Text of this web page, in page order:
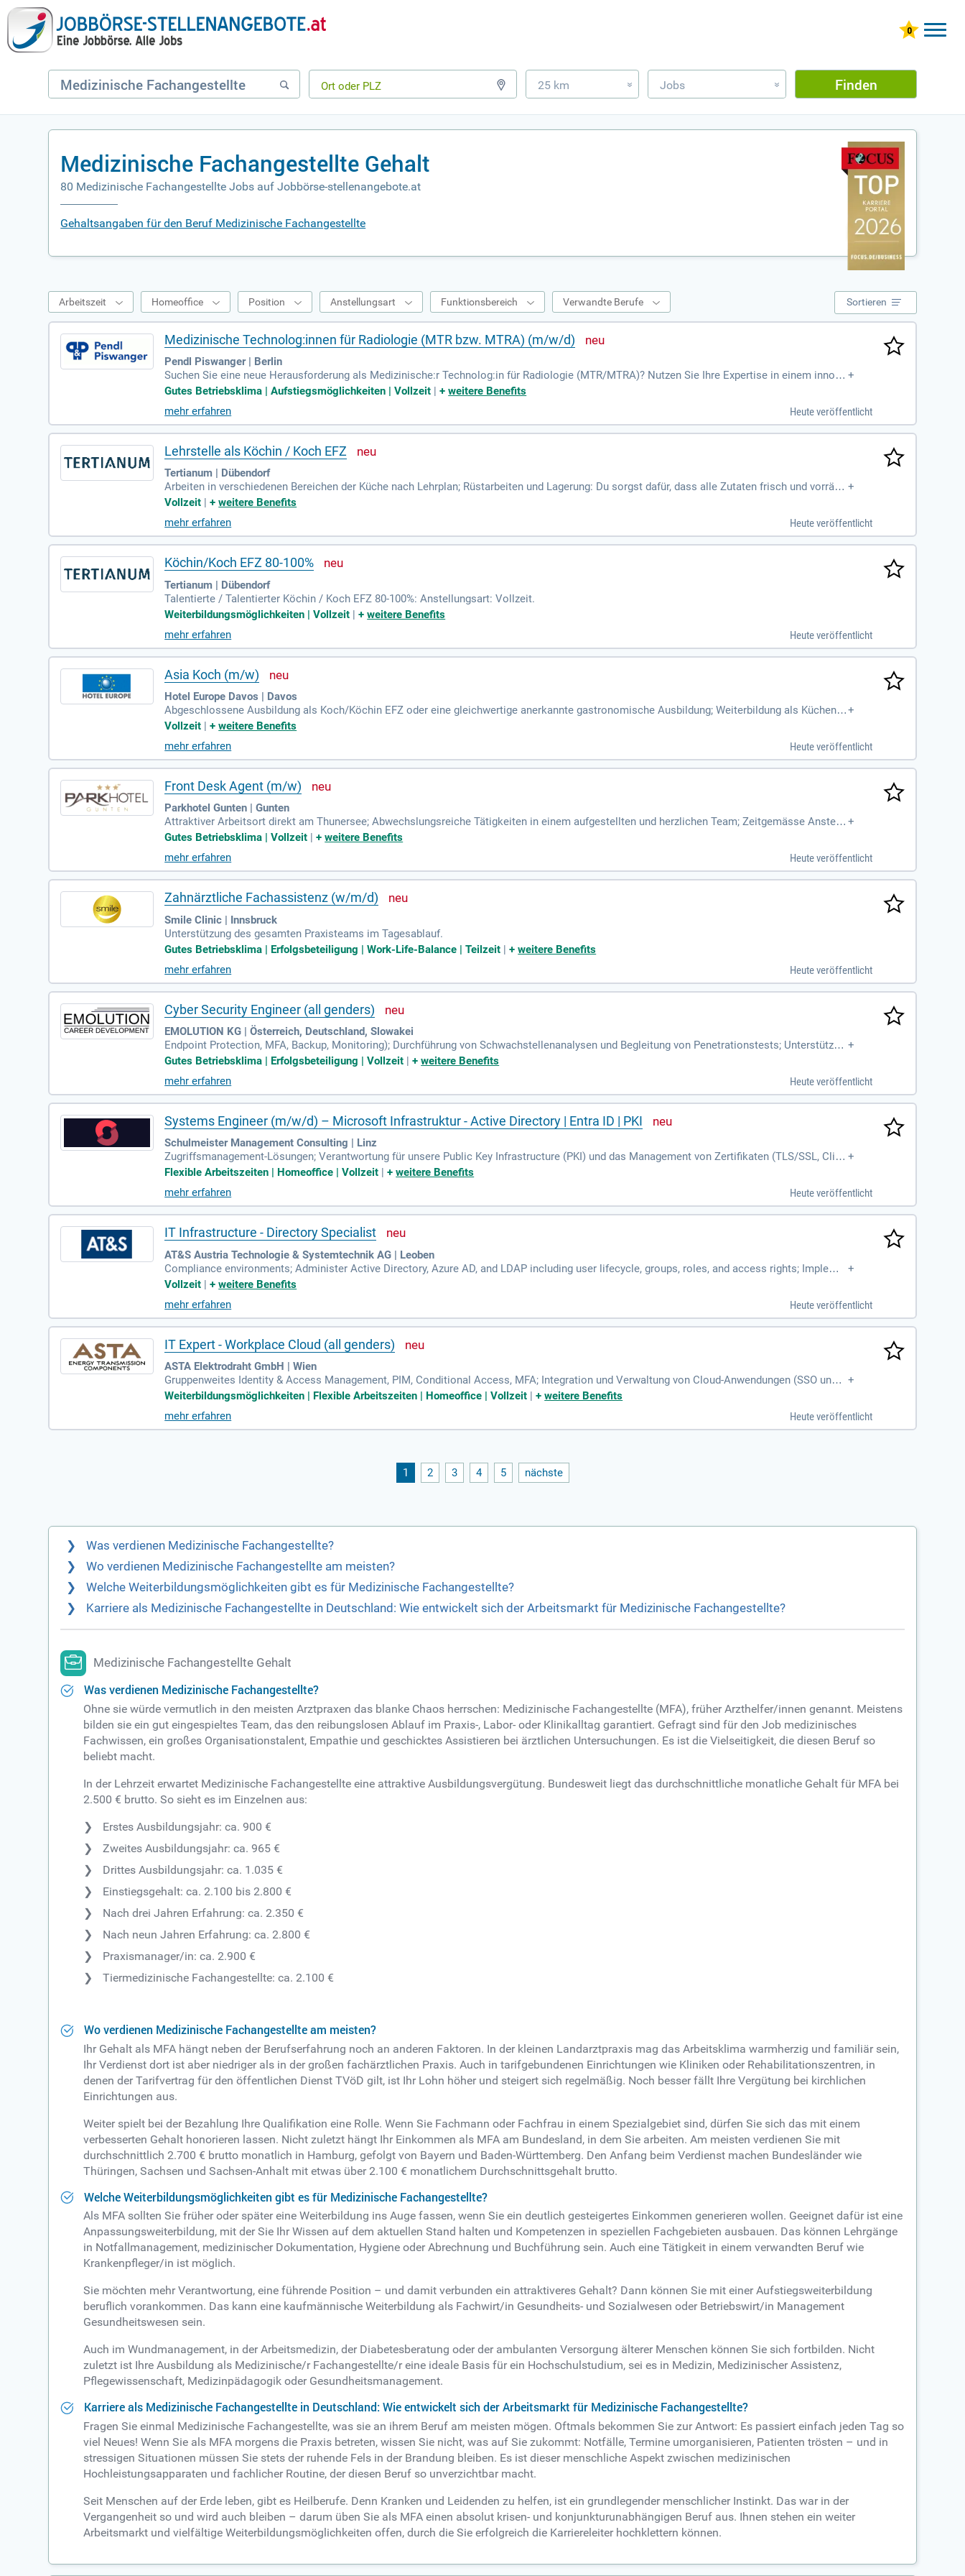
25 km » Jobs » Finden
Medizinische Fachangestellte Gehalt
80 Medizinische Fachangestellte Jobs auf Jobbörse-stellenangebote.at
Gehaltsangaben für den Beruf Medizinische Fachangestellte
Arbeitszeit Homeoffice Position Anstellungsart Funktionsbereich Verwandte Berufe Sortieren
Medizinische Technolog:innen für Radiologie (MTR bzw. MTRA) (m/w/d)
Pendl Piswanger | Berlin
Suchen Sie eine neue Herausforderung als Medizinische:r Technolog:in für Radiologie (MTR/MTRA)? Nutzen Sie Ihre Expertise in einem innova
tiven Umfeld und gestalten Sie Ihre berufliche Zukunft aktiv mit!
+
Gutes Betriebsklima | Aufstiegsmöglichkeiten | Vollzeit |+weitere Benefits
mehr erfahren
Heute veröffentlicht
Lehrstelle als Köchin / Koch EFZ
Tertianum | Dübendorf
Arbeiten in verschiedenen Bereichen der Küche nach Lehrplan; Rüstarbeiten und Lagerung: Du sorgst dafür, dass alle Zutaten frisch und vorrätig
sind; Sorgfalt und Sauberkeit: Hygiene ist besonders wichtig, bei uns lernst du die HACCP-Verordnung kennen
+
Vollzeit |+weitere Benefits
mehr erfahren
Heute veröffentlicht
Köchin/Koch EFZ 80-100%
Tertianum | Dübendorf
Talentierte / Talentierter Köchin / Koch EFZ 80-100%: Anstellungsart: Vollzeit.
Weiterbildungsmöglichkeiten | Vollzeit |+weitere Benefits
mehr erfahren
Heute veröffentlicht
Asia Koch (m/w)
Hotel Europe Davos | Davos
Abgeschlossene Ausbildung als Koch/Köchin EFZ oder eine gleichwertige anerkannte gastronomische Ausbildung; Weiterbildung als Küchenc
hef:in, Chefkoch/Chefköchin oder im Bereich Küchenmanagement von Vorteil; Mehrjährige Berufserfahrung in der gehobenen
+
Vollzeit |+weitere Benefits
mehr erfahren
Heute veröffentlicht
Front Desk Agent (m/w)
Parkhotel Gunten | Gunten
Attraktiver Arbeitsort direkt am Thunersee; Abwechslungsreiche Tätigkeiten in einem aufgestellten und herzlichen Team; Zeitgemässe Anstellu
ngsbedingungen bei einem führenden 3-Sterne-Superior-Betrieb; Dienste ohne Zimmerstunde und zuverlässige Arbeitsplanung
+
Gutes Betriebsklima | Vollzeit |+weitere Benefits
mehr erfahren
Heute veröffentlicht
Zahnärztliche Fachassistenz (w/m/d)
Smile Clinic | Innsbruck
Unterstützung des gesamten Praxisteams im Tagesablauf.
Gutes Betriebsklima | Erfolgsbeteiligung | Work-Life-Balance | Teilzeit |+weitere Benefits
mehr erfahren
Heute veröffentlicht
Cyber Security Engineer (all genders)
EMOLUTION KG | Österreich, Deutschland, Slowakei
Endpoint Protection, MFA, Backup, Monitoring); Durchführung von Schwachstellenanalysen und Begleitung von Penetrationstests; Unterstützun
g bei der Einhaltung regulatorischer Anforderungen (z. B.
+
Gutes Betriebsklima | Erfolgsbeteiligung | Vollzeit |+weitere Benefits
mehr erfahren
Heute veröffentlicht
Systems Engineer (m/w/d) – Microsoft Infrastruktur - Active Directory | Entra ID | PKI
Schulmeister Management Consulting | Linz
Zugriffsmanagement-Lösungen; Verantwortung für unsere Public Key Infrastructure (PKI) und das Management von Zertifikaten (TLS/SSL, Clien
t- und Serverzertifikate); Planung, Implementierung und Erneuerung von Zertifikatslösungen sowie Automatisierung entsprechender
+
Flexible Arbeitszeiten | Homeoffice | Vollzeit |+weitere Benefits
mehr erfahren
Heute veröffentlicht
IT Infrastructure - Directory Specialist
AT&S Austria Technologie & Systemtechnik AG | Leoben
Compliance environments; Administer Active Directory, Azure AD, and LDAP including user lifecycle, groups, roles, and access rights; Impleme
nt and enforce least-privilege and role-based access control (RBAC); Manage authentication mechanisms such as MFA
+
Vollzeit |+weitere Benefits
mehr erfahren
Heute veröffentlicht
IT Expert - Workplace Cloud (all genders)
ASTA Elektrodraht GmbH | Wien
Gruppenweites Identity & Access Management, PIM, Conditional Access, MFA; Integration und Verwaltung von Cloud-Anwendungen (SSO und U
serprovisioning); Technische Verwaltung und Weiterentwicklung von M365 (Share Point, Teams, ); Change Management im M365
+
Weiterbildungsmöglichkeiten | Flexible Arbeitszeiten | Homeoffice | Vollzeit |+weitere Benefits
mehr erfahren
Heute veröffentlicht
1 2 3 4 5 nächste
Was verdienen Medizinische Fachangestellte?
Wo verdienen Medizinische Fachangestellte am meisten?
Welche Weiterbildungsmöglichkeiten gibt es für Medizinische Fachangestellte?
Karriere als Medizinische Fachangestellte in Deutschland: Wie entwickelt sich der Arbeitsmarkt für Medizinische Fachangestellte?
Medizinische Fachangestellte Gehalt
Was verdienen Medizinische Fachangestellte?
Ohne sie würde vermutlich in den meisten Arztpraxen das blanke Chaos herrschen: Medizinische Fachangestellte (MFA), früher Arzthelfer/innen genannt. Meistens
bilden sie ein gut eingespieltes Team, das den reibungslosen Ablauf im Praxis-, Labor- oder Klinikalltag garantiert. Gefragt sind für den Job medizinisches
Fachwissen, ein großes Organisationstalent, Empathie und geschicktes Assistieren bei ärztlichen Untersuchungen. Es ist die Vielseitigkeit, die diesen Beruf so
beliebt macht.
In der Lehrzeit erwartet Medizinische Fachangestellte eine attraktive Ausbildungsvergütung. Bundesweit liegt das durchschnittliche monatliche Gehalt für MFA bei
2.500 € brutto. So sieht es im Einzelnen aus:
Erstes Ausbildungsjahr: ca. 900 €
Zweites Ausbildungsjahr: ca. 965 €
Drittes Ausbildungsjahr: ca. 1.035 €
Einstiegsgehalt: ca. 2.100 bis 2.800 €
Nach drei Jahren Erfahrung: ca. 2.350 €
Nach neun Jahren Erfahrung: ca. 2.800 €
Praxismanager/in: ca. 2.900 €
Tiermedizinische Fachangestellte: ca. 2.100 €
Wo verdienen Medizinische Fachangestellte am meisten?
Ihr Gehalt als MFA hängt neben der Berufserfahrung noch an anderen Faktoren. In der kleinen Landarztpraxis mag das Arbeitsklima warmherzig und familiär sein,
Ihr Verdienst dort ist aber niedriger als in der großen fachärztlichen Praxis. Auch in tarifgebundenen Einrichtungen wie Kliniken oder Rehabilitationszentren, in
denen der Tarifvertrag für den öffentlichen Dienst TVöD gilt, ist Ihr Lohn höher und steigert sich regelmäßig. Noch besser fällt Ihre Vergütung bei kirchlichen
Einrichtungen aus.
Weiter spielt bei der Bezahlung Ihre Qualifikation eine Rolle. Wenn Sie Fachmann oder Fachfrau in einem Spezialgebiet sind, dürfen Sie sich das mit einem
verbesserten Gehalt honorieren lassen. Nicht zuletzt hängt Ihr Einkommen als MFA am Bundesland, in dem Sie arbeiten. Am meisten verdienen Sie mit
durchschnittlich 2.700 € brutto monatlich in Hamburg, gefolgt von Bayern und Baden-Württemberg. Den Anfang beim Verdienst machen Bundesländer wie
Thüringen, Sachsen und Sachsen-Anhalt mit etwas über 2.100 € monatlichem Durchschnittsgehalt brutto.
Welche Weiterbildungsmöglichkeiten gibt es für Medizinische Fachangestellte?
Als MFA sollten Sie früher oder später eine Weiterbildung ins Auge fassen, wenn Sie ein deutlich gesteigertes Einkommen generieren wollen. Geeignet dafür ist eine
Anpassungsweiterbildung, mit der Sie Ihr Wissen auf dem aktuellen Stand halten und Kompetenzen in speziellen Fachgebieten ausbauen. Das können Lehrgänge
in Notfallmanagement, medizinischer Dokumentation, Hygiene oder Abrechnung und Buchführung sein. Auch eine Tätigkeit in einem verwandten Beruf wie
Krankenpfleger/in ist möglich.
Sie möchten mehr Verantwortung, eine führende Position – und damit verbunden ein attraktiveres Gehalt? Dann können Sie mit einer Aufstiegsweiterbildung
beruflich vorankommen. Das kann eine kaufmännische Weiterbildung als Fachwirt/in Gesundheits- und Sozialwesen oder Betriebswirt/in Management
Gesundheitswesen sein.
Auch im Wundmanagement, in der Arbeitsmedizin, der Diabetesberatung oder der ambulanten Versorgung älterer Menschen können Sie sich fortbilden. Nicht
zuletzt ist Ihre Ausbildung als Medizinische/r Fachangestellte/r eine ideale Basis für ein Hochschulstudium, sei es in Medizin, Medizinischer Assistenz,
Pflegewissenschaft, Medizinpädagogik oder Gesundheitsmanagement.
Karriere als Medizinische Fachangestellte in Deutschland: Wie entwickelt sich der Arbeitsmarkt für Medizinische Fachangestellte?
Fragen Sie einmal Medizinische Fachangestellte, was sie an ihrem Beruf am meisten mögen. Oftmals bekommen Sie zur Antwort: Es passiert einfach jeden Tag so
viel Neues! Wenn Sie als MFA morgens die Praxis betreten, wissen Sie nicht, was auf Sie zukommt: Notfälle, Termine umorganisieren, Patienten trösten – und in
stressigen Situationen müssen Sie stets der ruhende Fels in der Brandung bleiben. Es ist dieser menschliche Aspekt zwischen medizinischen
Hochleistungsapparaten und fachlicher Routine, der diesen Beruf so unverzichtbar macht.
Seit Menschen auf der Erde leben, gibt es Heilberufe. Denn Kranken und Leidenden zu helfen, ist ein grundlegender menschlicher Instinkt. Das war in der
Vergangenheit so und wird auch bleiben – darum üben Sie als MFA einen absolut krisen- und konjunkturunabhängigen Beruf aus. Ihnen stehen ein weiter
Arbeitsmarkt und vielfältige Weiterbildungsmöglichkeiten offen, durch die Sie erfolgreich die Karriereleiter hochklettern können.